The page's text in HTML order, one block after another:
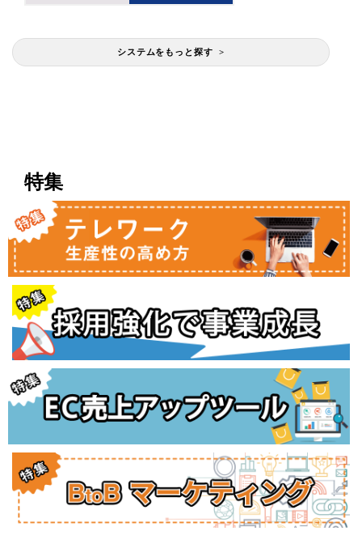
システムをもっと探す >
特集